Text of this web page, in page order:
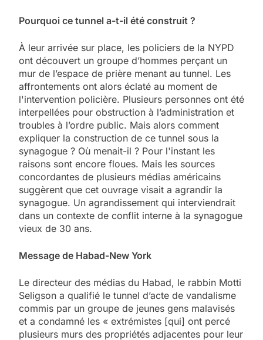
Pourquoi ce tunnel a-t-il été construit ?
À leur arrivée sur place, les policiers de la NYPD
ont découvert un groupe d’hommes perçant un
mur de l’espace de prière menant au tunnel. Les
affrontements ont alors éclaté au moment de
l'intervention policière. Plusieurs personnes ont été
interpellées pour obstruction à l’administration et
troubles à l’ordre public. Mais alors comment
expliquer la construction de ce tunnel sous la
synagogue ? Où menait-il ? Pour l'instant les
raisons sont encore floues. Mais les sources
concordantes de plusieurs médias américains
suggèrent que cet ouvrage visait a agrandir la
synagogue. Un agrandissement qui interviendrait
dans un contexte de conflit interne à la synagogue
vieux de 30 ans.
Message de Habad-New York
Le directeur des médias du Habad, le rabbin Motti
Seligson a qualifié le tunnel d’acte de vandalisme
commis par un groupe de jeunes gens malavisés
et a condamné les « extrémistes [qui] ont percé
plusieurs murs des propriétés adjacentes pour leur